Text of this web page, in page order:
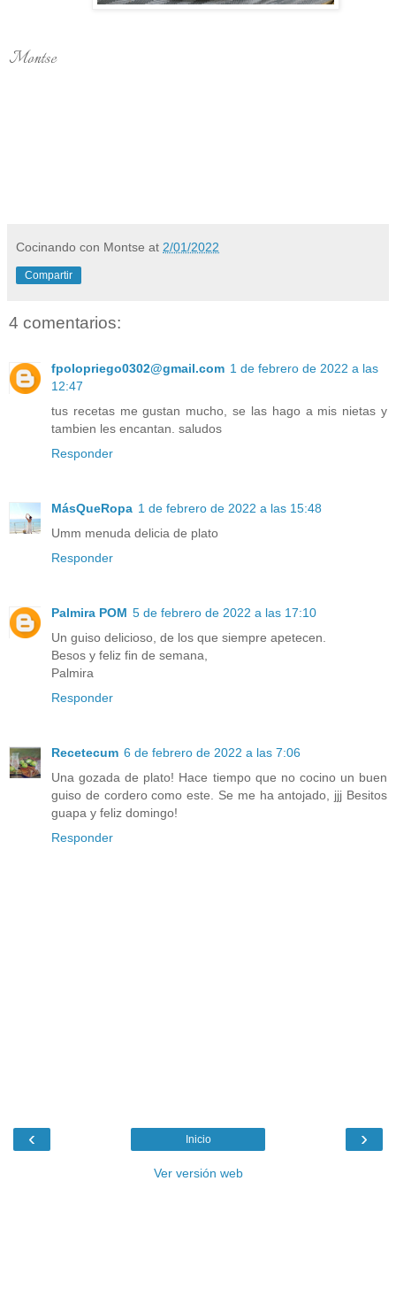
Montse
Cocinando con Montse at 2/01/2022
Compartir
4 comentarios:
fpolopriego0302@gmail.com 1 de febrero de 2022 a las
12:47
tus recetas me gustan mucho, se las hago a mis nietas y
tambien les encantan. saludos
Responder
MásQueRopa 1 de febrero de 2022 a las 15:48
Umm menuda delicia de plato
Responder
Palmira POM 5 de febrero de 2022 a las 17:10
Un guiso delicioso, de los que siempre apetecen.
Besos y feliz fin de semana,
Palmira
Responder
Recetecum 6 de febrero de 2022 a las 7:06
Una gozada de plato! Hace tiempo que no cocino un buen
guiso de cordero como este. Se me ha antojado, jjj Besitos
guapa y feliz domingo!
Responder
‹ ›
Inicio
Ver versión web